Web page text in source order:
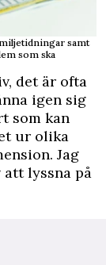
samt
som ska
det är ofta
igen sig
som kan
ur olika
Jag
lyssna på